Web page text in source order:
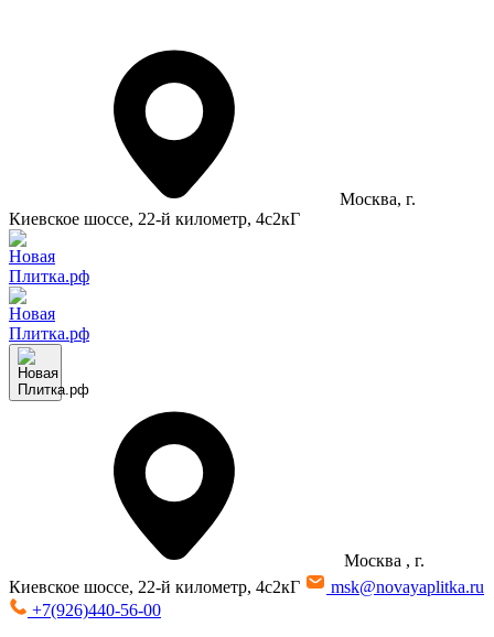
Москва, г.
Киевское шоссе, 22-й километр, 4с2кГ
Москва , г.
Киевское шоссе, 22-й километр, 4с2кГ
msk@novayaplitka.ru
+7(926)440-56-00